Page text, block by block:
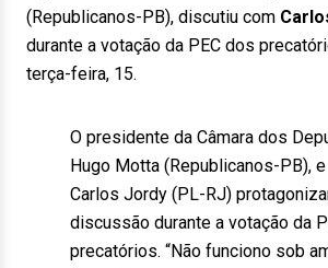
(Republicanos-PB), discutiu com
durante a votação da PEC dos
terça-feira, 15.
O presidente da Câmara dos
Hugo Motta (Republicanos-PB),
Carlos Jordy (PL-RJ)
discussão durante a votação da
precatórios. “Não funciono sob